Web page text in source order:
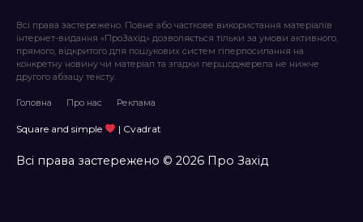
Всі права застережено. Повне або часткове використання матеріалів
інтернет-видання «ПроЗахід» дозволяється тільки за умови активного,
прямого, відкритого для пошукових систем гіперпосилання на
конкретну новину чи матеріал та згадки першоджерела не нижче
другого абзацу тексту.
Головна Про нас Реклама
Square and simple | Cvadrat
Всі права застережено © 2026 Про Захід